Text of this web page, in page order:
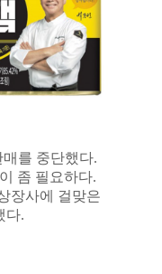
를 중단했다.
좀 필요하다.
장사에 걸맞은
다.